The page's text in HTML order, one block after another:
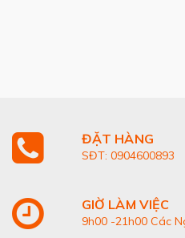
ĐẶT HÀNG
SĐT: 0904600893
GIỜ LÀM VIỆC
9h00 -21h00 Các